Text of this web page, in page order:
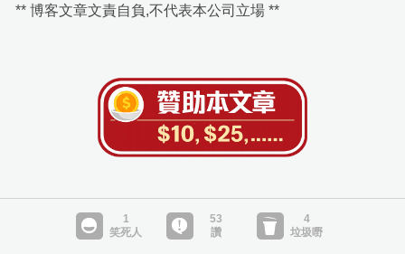
** 博客文章文責自負,不代表本公司立場 **